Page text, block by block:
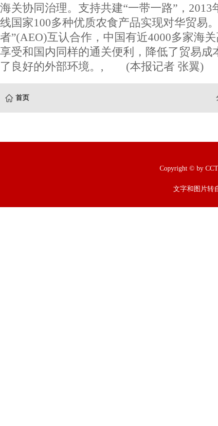
海关协同治理。支持共建“一带一路”，2013
线国家100多种优质农食产品实现对华贸易
者”(AEO)互认合作，中国有近4000多家海
享受和国内同样的通关便利，降低了贸易成
了良好的外部环境。, (本报记者 张翼)
首页
Copyright © by
文字和图片转